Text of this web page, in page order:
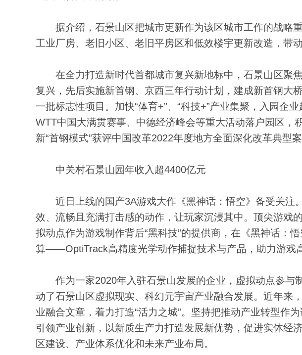
据介绍，石景山区把城市更新作为该区城市工作的战略
工业厂房、老旧小区、老旧平房区和低效楼宇更新改造，带
在全力打造新时代首都城市复兴新地标中，石景山区聚
复兴，先后实施新首钢、京西三年行动计划，建成新首钢大
一批标志性项目。加快“体育+”、“科技+”产业集聚，入园企
WTT中国大满贯赛事、中德经济峰会等重大活动落户园区，
新“首钢模式”获评中国改革2022年度地方全面深化改革典型案
中关村石景山园年收入超4400亿元
近日上线的国产3A游戏大作《黑神话：悟空》备受关注
效、流畅且充满打击感的动作，让玩家沉浸其中。顶尖游戏
拟动点作为游戏制作背后“黑科技”的提供商，在《黑神话：
算——OptiTrack高精度光学动作捕捉技术与产品，助力游戏
作为一家2020年入驻石景山发展的企业，虚拟动点参与
动了石景山区虚拟现实、科幻元宇宙产业融合发展。近年来
业融合文章，着力打造“活力之城”。坚持把推动产业转型作
引领产业创新，以新质生产力打造发展新优势，促进实体经
区建设、产业体系优化和未来产业布局。